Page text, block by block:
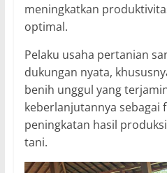
meningkatkan
optimal.
Pelaku usaha pertanian
dukungan nyata,
benih unggul yang
keberlanjutannya sebagai
peningkatan hasil
tani.